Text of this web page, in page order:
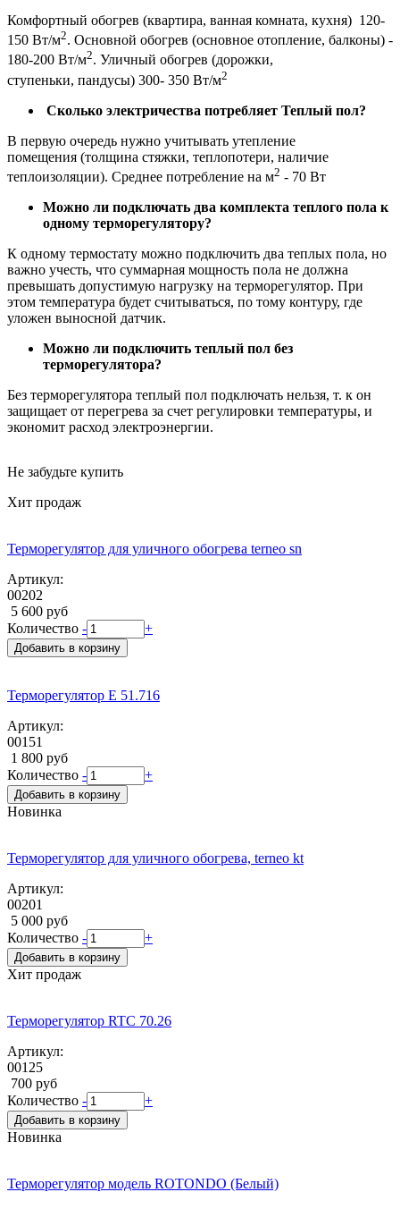
Комфортный обогрев (квартира, ванная комната, кухня) 120-
150 Вт/м2. Основной обогрев (основное отопление, балконы) -
180-200 Вт/м2. Уличный обогрев (дорожки,
ступеньки, пандусы) 300- 350 Вт/м2
Сколько электричества потребляет Теплый пол?
В первую очередь нужно учитывать утепление
помещения (толщина стяжки, теплопотери, наличие
теплоизоляции). Среднее потребление на м2 - 70 Вт
Можно ли подключать два комплекта теплого пола к
одному терморегулятору?
К одному термостату можно подключить два теплых пола, но
важно учесть, что суммарная мощность пола не должна
превышать допустимую нагрузку на терморегулятор. При
этом температура будет считываться, по тому контуру, где
уложен выносной датчик.
Можно ли подключить теплый пол без
терморегулятора?
Без терморегулятора теплый пол подключать нельзя, т. к он
защищает от перегрева за счет регулировки температуры, и
экономит расход электроэнергии.
Не забудьте купить
Хит продаж
Терморегулятор для уличного обогрева terneo sn
Артикул:
00202
5 600 руб
Количество - +
Добавить в корзину
Терморегулятор E 51.716
Артикул:
00151
1 800 руб
Количество - +
Добавить в корзину
Новинка
Терморегулятор для уличного обогрева, terneo kt
Артикул:
00201
5 000 руб
Количество - +
Добавить в корзину
Хит продаж
Терморегулятор RTC 70.26
Артикул:
00125
700 руб
Количество - +
Добавить в корзину
Новинка
Терморегулятор модель ROTONDO (Белый)